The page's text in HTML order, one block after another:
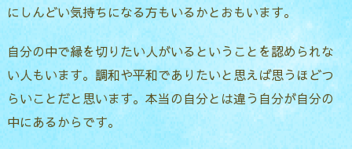
にしんどい気持ちになる方もいるかとおもいます。
自分の中で縁を切りたい人がいるということを認められな
い人もいます。調和や平和でありたいと思えば思うほどつ
らいことだと思います。本当の自分とは違う自分が自分の
中にあるからです。